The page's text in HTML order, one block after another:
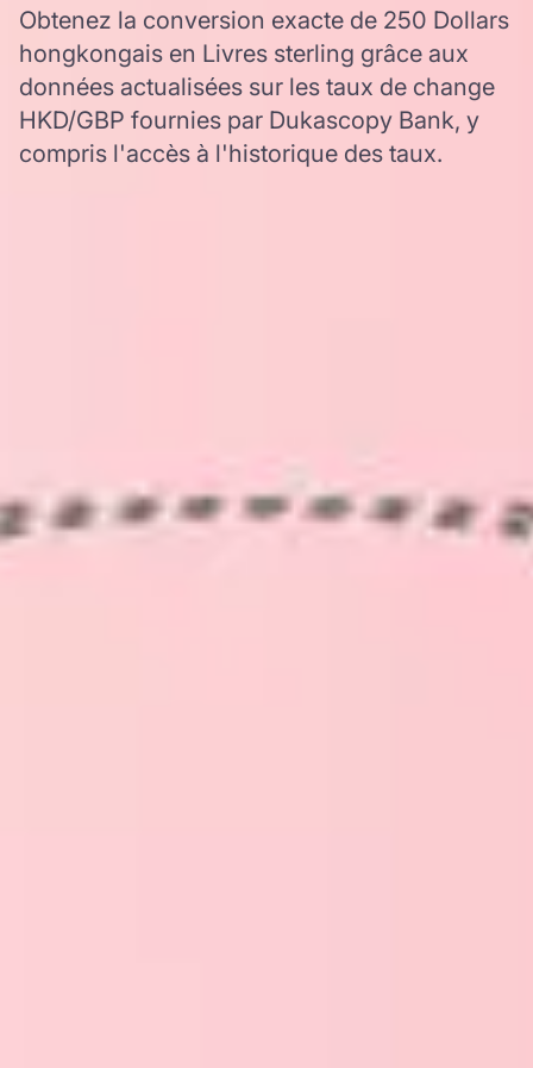
Obtenez la conversion exacte de 250 Dollars
hongkongais en Livres sterling grâce aux
données actualisées sur les taux de change
HKD/GBP fournies par Dukascopy Bank, y
compris l'accès à l'historique des taux.